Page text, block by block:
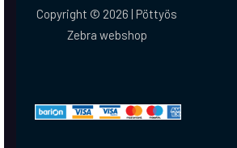
Copyright © 2026 | Pöttyös
Zebra webshop